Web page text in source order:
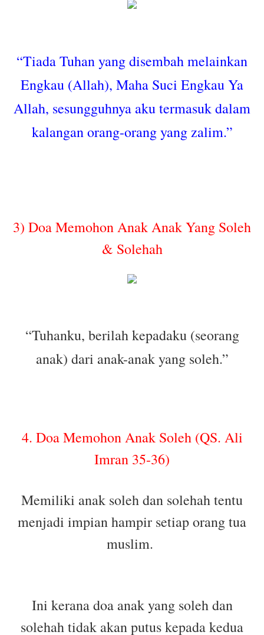
“Tiada Tuhan yang disembah melainkan
Engkau (Allah), Maha Suci Engkau Ya
Allah, sesungguhnya aku termasuk dalam
kalangan orang-orang yang zalim.”
3) Doa Memohon Anak Anak Yang Soleh
& Solehah
“Tuhanku, berilah kepadaku (seorang
anak) dari anak-anak yang soleh.”
4. Doa Memohon Anak Soleh (QS. Ali
Imran 35-36)
Memiliki anak soleh dan solehah tentu
menjadi impian hampir setiap orang tua
muslim.
Ini kerana doa anak yang soleh dan
solehah tidak akan putus kepada kedua